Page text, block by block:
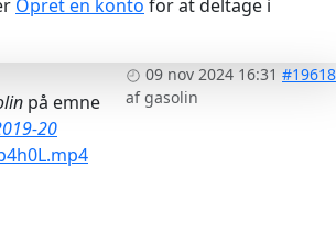
Opret en konto for at deltage i
09 nov 2024 16:31 #19618
afgasolin
på emne
20